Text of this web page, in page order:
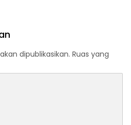
dipublikasikan. Ruas yang